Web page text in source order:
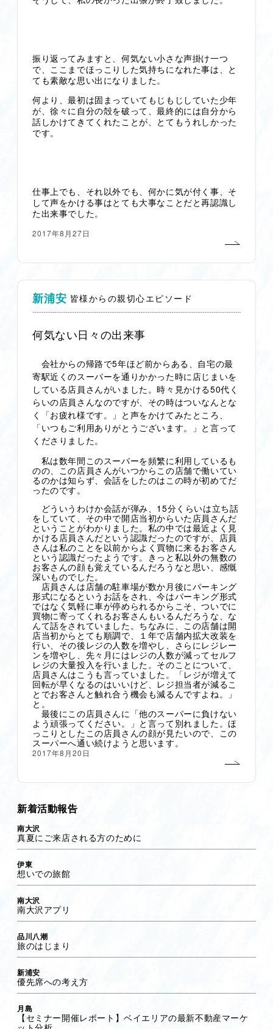
振り返ってみますと、何気ない小さな声掛け一つ
で、ここまでほっこりした気持ちになれた事は、と
ても素敵な思い出になりました。
何より、最初は固まっていてもじもじしていた少年
が、徐々に自分の殻を破って、最終的には自分から
話しかけてきてくれたことが、とてもうれしかった
です。
仕事上でも、それ以外でも、何かに気が付く事、そ
して声をかける事はとても大事なことだと再認識し
た出来事でした。
2017年8月27日
新浦安 皆様からの親切心エピソード
何気ない日々の出来事
会社からの帰路で5年ほど前からある、自宅の最
寄駅近くのスーパーを通りかかった時に店じまいを
している店員さんがいました。時々見かける50代く
らいの店員さんなのですが、その時はついなんとな
く「お疲れ様です。」と声をかけてみたところ、
「いつもご利用ありがとうございます。」と言って
くださりました。
私は数年間このスーパーを頻繁に利用しているも
のの、この店員さんがいつからこの店舗で働いてい
るのかは知らず、会話をしたのはこの時が初めてだ
ったのです。
どういうわけか会話が弾み、15分くらいは立ち話
をしていて、その中で開店当初からいた店員さんだ
ということがわかりました。私の中では最近よく見
かける店員さんだという認識だったのですが、店員
さんは私のことを以前からよく買物に来るお客さん
という認識だったようです。きっと私以外の無数の
お客さんの顔も覚えているんだろうなと思い、感慨
深いものでした。
店員さんは店舗の駐車場が数か月後にパーキング
形式になるというお話をされ、今はパーキング形式
ではなく気軽に車が停められるからこそ、ついでに
買物に寄ってくれるお客さんもいるんだろうな、な
んて話をされていました。ちなみに、この店舗は開
店当初からとても順調で、１年で店舗内拡大改装を
行い、その後レジの人数を増やし、さらにレジレー
ンを増やし、先々月にはレジの人数が減ってセルフ
レジの大量投入を行いました。そのことについて、
店員さんはこうも言っていました。「レジが増えて
回転が早くなるのはいいけど、レジ担当者が減るこ
とでお客さんと触れ合う機会も減るんですよね。」
と。
最後にこの店員さんに「他のスーパーに負けない
よう頑張ってください。」と言って別れました。ほ
っこりとしたこの店員さんの顔が見たいので、この
スーパーへ通い続けようと思います。
2017年8月20日
新着活動報告
南大沢
真夏にご来店される方のために
伊東
想いでの旅館
南大沢
南大沢アプリ
品川八潮
旅のはじまり
新浦安
優先席への考え方
月島
【セミナー開催レポート】ベイエリアの最新不動産マーケ